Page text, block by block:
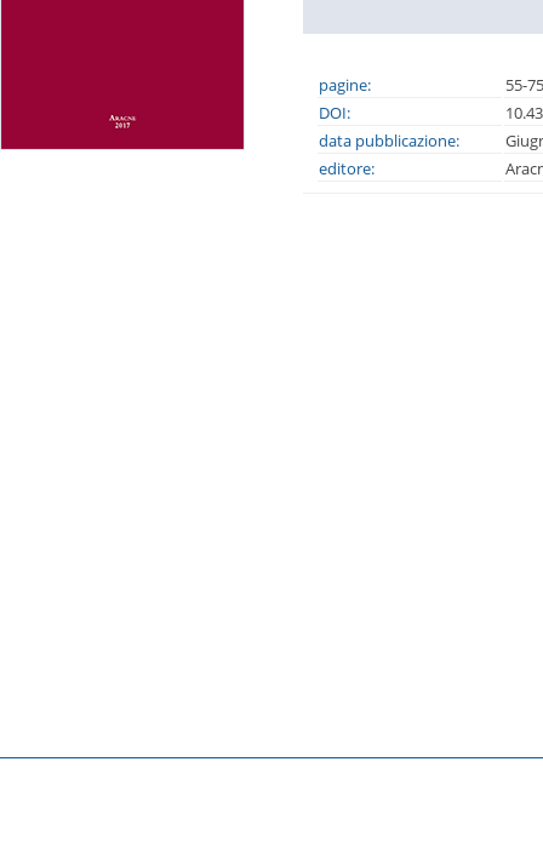
pagine:
55-75
DOI:
data pubblicazione:
editore: